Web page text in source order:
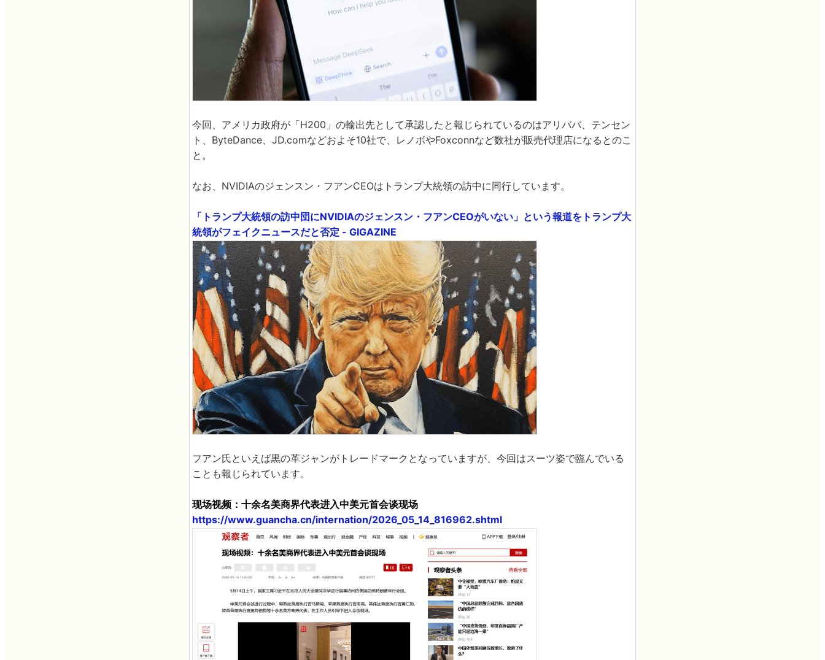
今回、アメリカ政府が「H200」の輸出先として承認したと報じられているのはアリババ、テンセン
ト、ByteDance、JD.comなどおよそ10社で、レノボやFoxconnなど数社が販売代理店になるとのこ
と。
なお、NVIDIAのジェンスン・フアンCEOはトランプ大統領の訪中に同行しています。
「トランプ大統領の訪中団にNVIDIAのジェンスン・フアンCEOがいない」という報道をトランプ大
統領がフェイクニュースだと否定 - GIGAZINE
フアン氏といえば黒の革ジャンがトレードマークとなっていますが、今回はスーツ姿で臨んでいる
ことも報じられています。
现场视频：十余名美商界代表进入中美元首会谈现场
https://www.guancha.cn/internation/2026_05_14_816962.shtml